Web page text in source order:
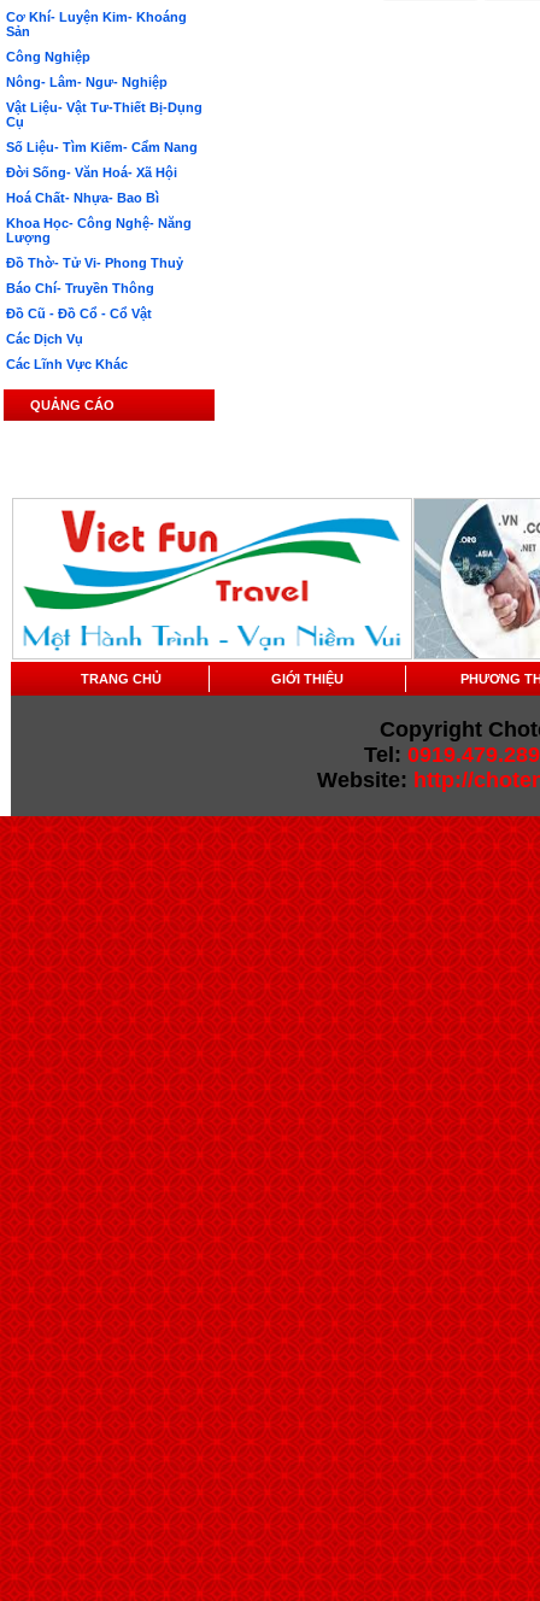
Cơ Khí- Luyện Kim- Khoáng
Sản
Công Nghiệp
Nông- Lâm- Ngư- Nghiệp
Vật Liệu- Vật Tư-Thiết Bị-Dụng
Cụ
Số Liệu- Tìm Kiếm- Cẩm Nang
Đời Sống- Văn Hoá- Xã Hội
Hoá Chất- Nhựa- Bao Bì
Khoa Học- Công Nghệ- Năng
Lượng
Đồ Thờ- Tử Vi- Phong Thuỷ
Báo Chí- Truyền Thông
Đồ Cũ - Đồ Cổ - Cổ Vật
Các Dịch Vụ
Các Lĩnh Vực Khác
QUẢNG CÁO
TRANG CHỦ GIỚI THIỆU PHƯƠNG
Copyright
Tel: 0919.479.289
Website: http://